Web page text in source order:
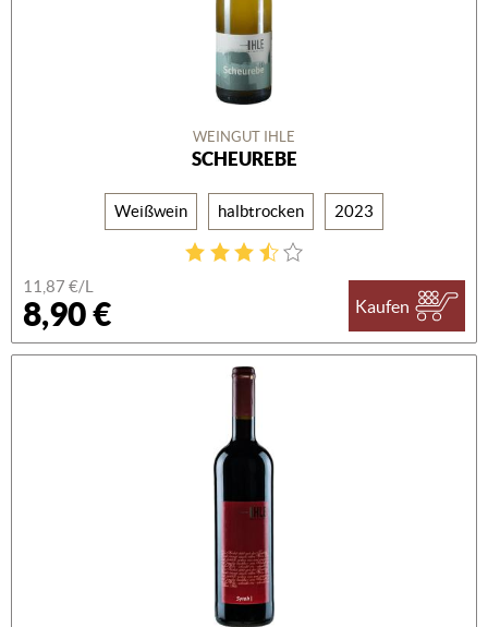
WEINGUT IHLE
SCHEUREBE
Weißwein halbtrocken 2023
11,87 €/L
8,90 € Kaufen